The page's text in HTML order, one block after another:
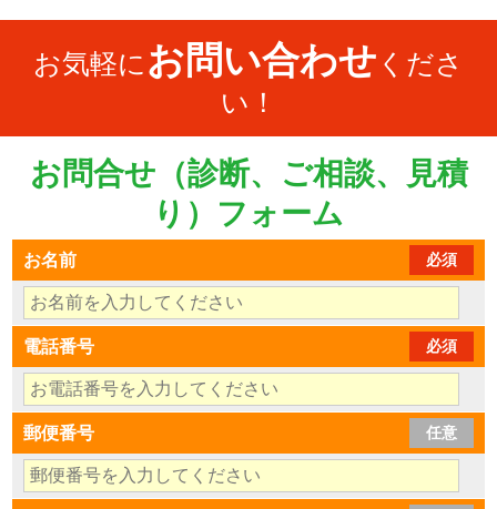
お気軽に お問い合わせ くださ
い！
お問合せ（診断、ご相談、見積
り）フォーム
お名前 必須
電話番号 必須
郵便番号 任意